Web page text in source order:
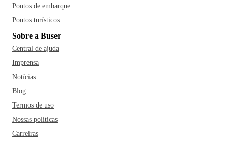
Pontos de embarque
Pontos turísticos
Sobre a Buser
Central de ajuda
Imprensa
Notícias
Blog
Termos de uso
Nossas políticas
Carreiras